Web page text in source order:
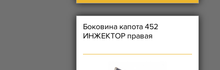
Боковина капота 452
ИНЖЕКТОР правая